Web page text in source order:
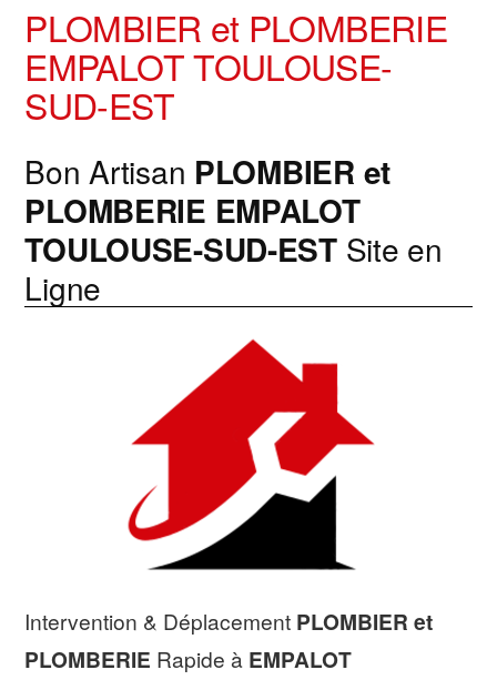
PLOMBIER et PLOMBERIE
EMPALOT TOULOUSE-
SUD-EST
Bon Artisan PLOMBIER et
PLOMBERIE EMPALOT
TOULOUSE-SUD-ESTSite en
Ligne
Intervention & Déplacement PLOMBIER et
PLOMBERIE Rapide à EMPALOT